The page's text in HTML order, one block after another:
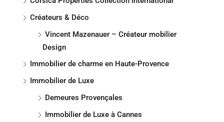
Créateurs & Déco
Vincent Mazenauer – Créateur mobilier
Design
Immobilier de charme en Haute-Provence
Immobilier de Luxe
Demeures Provençales
Immobilier de Luxe à Cannes